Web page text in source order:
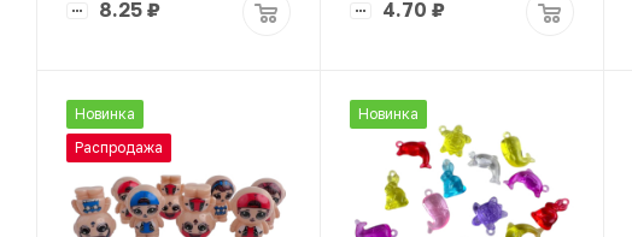
8.25 ₽ 4.70 ₽
Новинка
Распродажа
Новинка